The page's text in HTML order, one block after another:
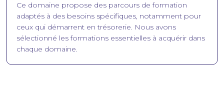
Ce domaine propose des parcours de formation
adaptés à des besoins spécifiques, notamment pour
ceux qui démarrent en trésorerie. Nous avons
sélectionné les formations essentielles à acquérir dans
chaque domaine.